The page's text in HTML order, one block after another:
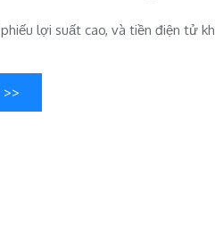
lợi suất cao, và tiền điện tử
>>